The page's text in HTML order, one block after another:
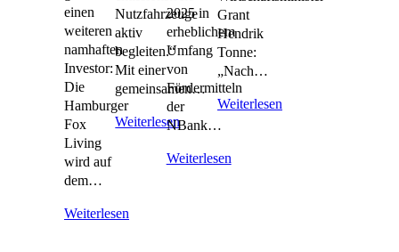
einen
weiteren
namhaften
Investor:
Die
Hamburger
Fox
Living
wird auf
dem…
Weiterlesen
Nutzfahrzeuge
aktiv
begleiten.“
Mit einer
gemeinsamen…
Weiterlesen
2025 in
erheblichem
Umfang
von
Fördermitteln
der
NBank…
Weiterlesen
Grant
Hendrik
Tonne:
„Nach…
Weiterlesen